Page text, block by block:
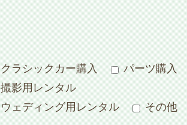
クラシックカー購入
パーツ購入
撮影用レンタル
ウェディング用レンタル
その他